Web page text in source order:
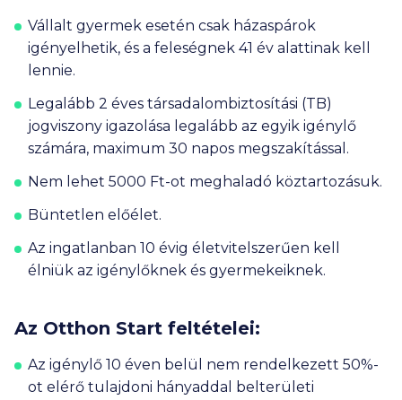
Vállalt gyermek esetén csak házaspárok
igényelhetik, és a feleségnek 41 év alattinak kell
lennie.
Legalább 2 éves társadalombiztosítási (TB)
jogviszony igazolása legalább az egyik igénylő
számára, maximum 30 napos megszakítással.
Nem lehet 5000 Ft-ot meghaladó köztartozásuk.
Büntetlen előélet.
Az ingatlanban 10 évig életvitelszerűen kell
élniük az igénylőknek és gyermekeiknek.
Az Otthon Start feltételei:
Az igénylő 10 éven belül nem rendelkezett 50%-
ot elérő tulajdoni hányaddal belterületi